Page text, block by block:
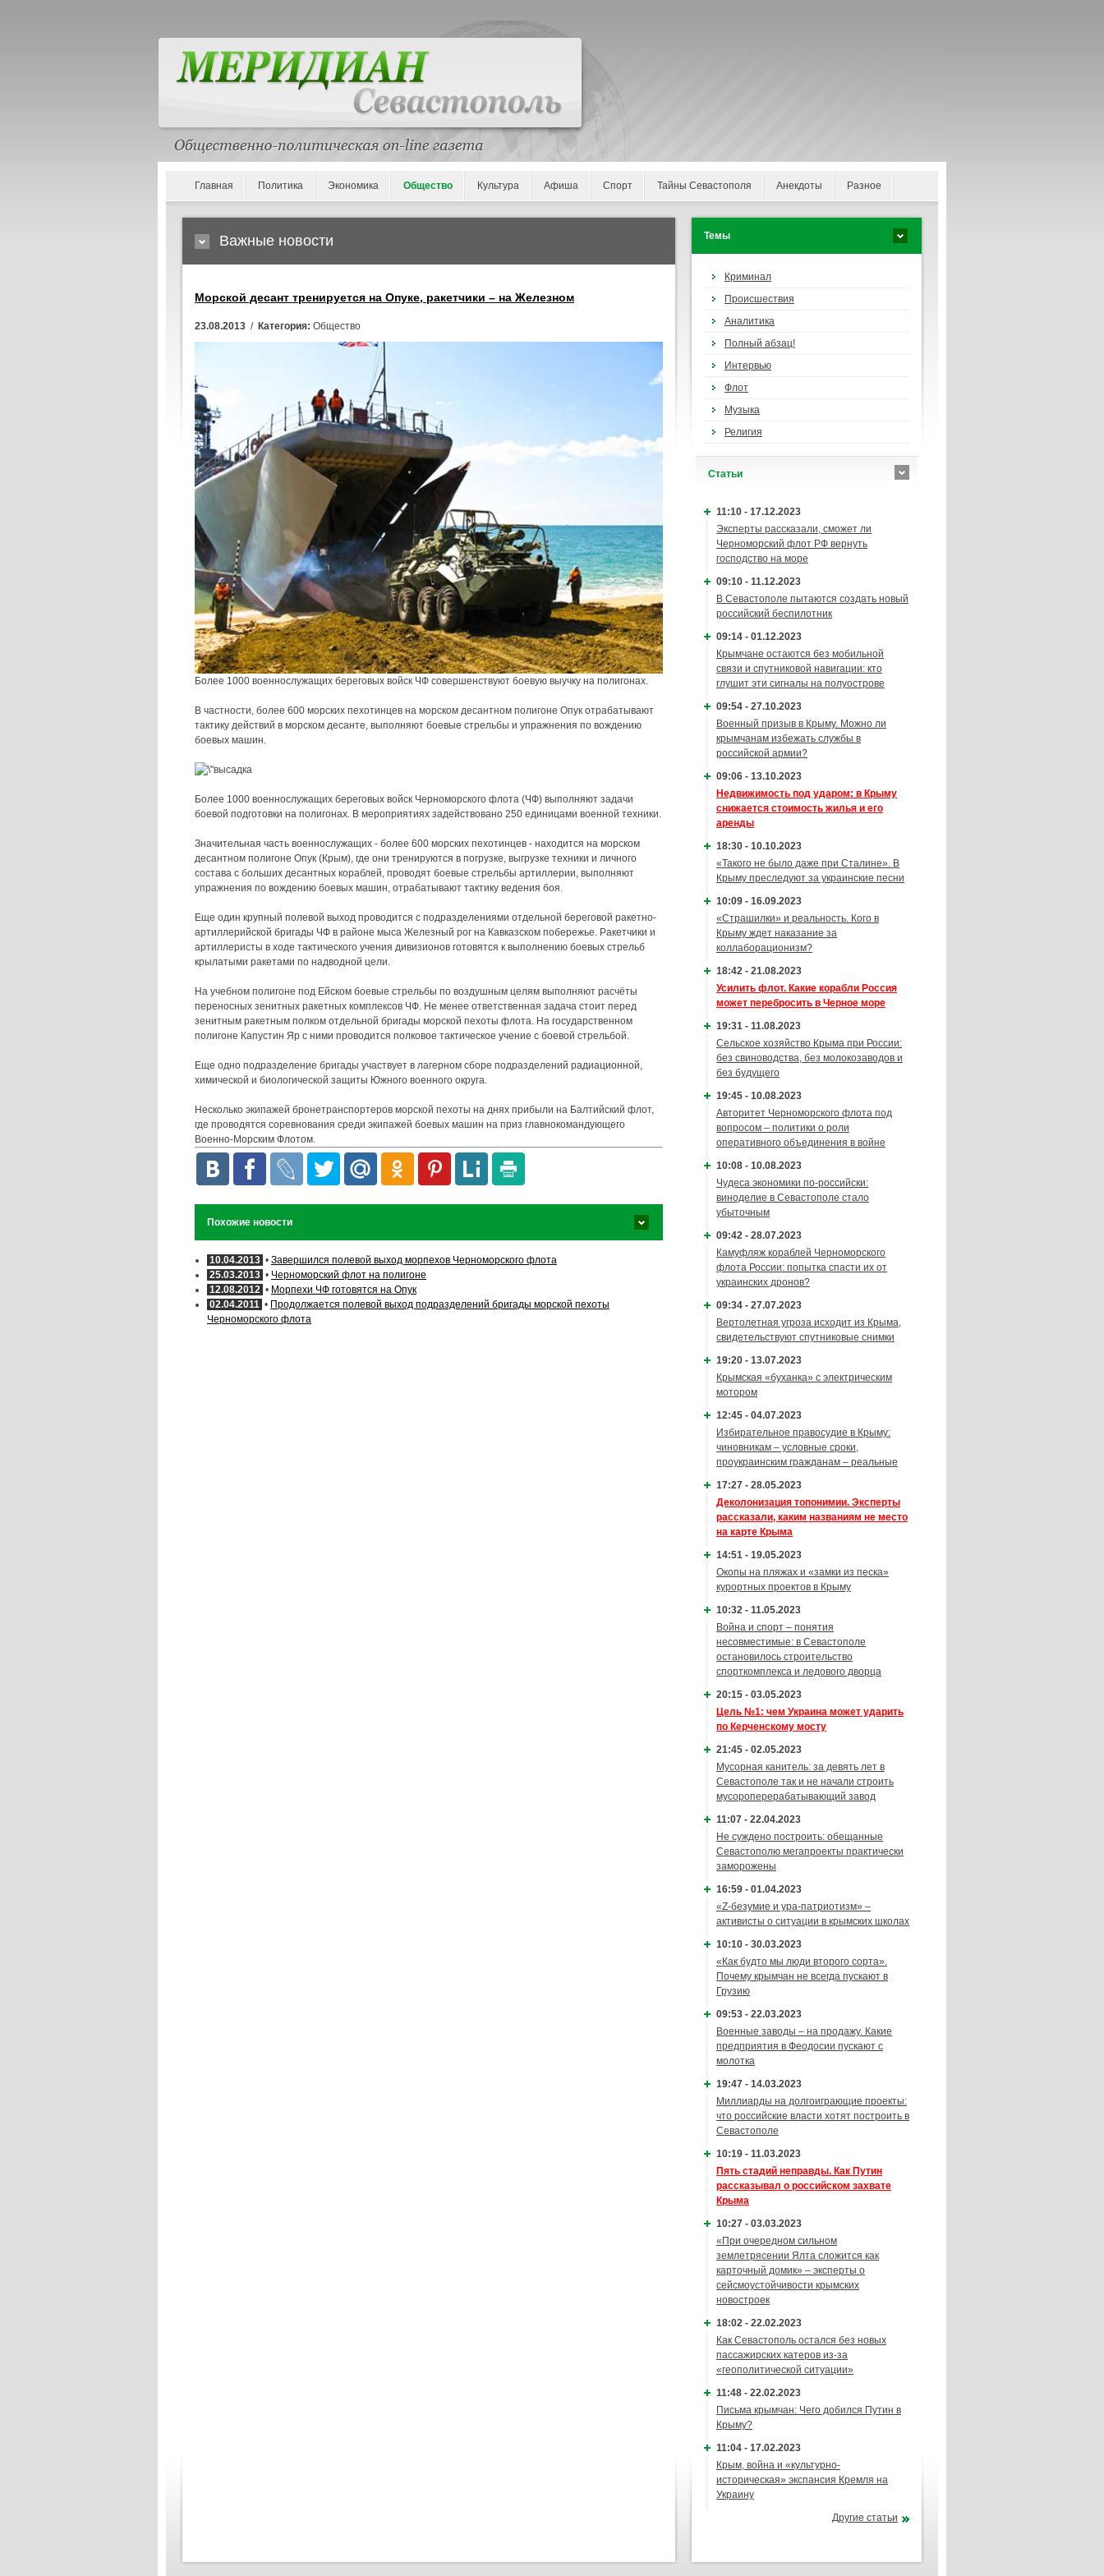
Главная Политика Экономика Общество Культура Афиша Спорт Тайны Севастополя Анекдоты Разное
Важные новости
Морской десант тренируется на Опуке, ракетчики – на Железном
23.08.2013 / Категория: Общество
Более 1000 военнослужащих береговых войск ЧФ совершенствуют боевую выучку на полигонах.
В частности, более 600 морских пехотинцев на морском десантном полигоне Опук отрабатывают
тактику действий в морском десанте, выполняют боевые стрельбы и упражнения по вождению
боевых машин.
Более 1000 военнослужащих береговых войск Черноморского флота (ЧФ) выполняют задачи
боевой подготовки на полигонах. В мероприятиях задействовано 250 единицами военной техники.
Значительная часть военнослужащих - более 600 морских пехотинцев - находится на морском
десантном полигоне Опук (Крым), где они тренируются в погрузке, выгрузке техники и личного
состава с больших десантных кораблей, проводят боевые стрельбы артиллерии, выполняют
упражнения по вождению боевых машин, отрабатывают тактику ведения боя.
Еще один крупный полевой выход проводится с подразделениями отдельной береговой ракетно-
артиллерийской бригады ЧФ в районе мыса Железный рог на Кавказском побережье. Ракетчики и
артиллеристы в ходе тактического учения дивизионов готовятся к выполнению боевых стрельб
крылатыми ракетами по надводной цели.
На учебном полигоне под Ейском боевые стрельбы по воздушным целям выполняют расчёты
переносных зенитных ракетных комплексов ЧФ. Не менее ответственная задача стоит перед
зенитным ракетным полком отдельной бригады морской пехоты флота. На государственном
полигоне Капустин Яр с ними проводится полковое тактическое учение с боевой стрельбой.
Еще одно подразделение бригады участвует в лагерном сборе подразделений радиационной,
химической и биологической защиты Южного военного округа.
Несколько экипажей бронетранспортеров морской пехоты на днях прибыли на Балтийский флот,
где проводятся соревнования среди экипажей боевых машин на приз главнокомандующего
Военно-Морским Флотом.
Похожие новости
10.04.2013 • Завершился полевой выход морпехов Черноморского флота
25.03.2013 • Черноморский флот на полигоне
12.08.2012 • Морпехи ЧФ готовятся на Опук
02.04.2011 • Продолжается полевой выход подразделений бригады морской пехоты
Черноморского флота
Темы
Криминал
Происшествия
Аналитика
Полный абзац!
Интервью
Флот
Музыка
Религия
Cтатьи
11:10 - 17.12.2023
Эксперты рассказали, сможет ли
Черноморский флот РФ вернуть
господство на море
09:10 - 11.12.2023
В Севастополе пытаются создать новый
российский беспилотник
09:14 - 01.12.2023
Крымчане остаются без мобильной
связи и спутниковой навигации: кто
глушит эти сигналы на полуострове
09:54 - 27.10.2023
Военный призыв в Крыму. Можно ли
крымчанам избежать службы в
российской армии?
09:06 - 13.10.2023
Недвижимость под ударом: в Крыму
снижается стоимость жилья и его
аренды
18:30 - 10.10.2023
«Такого не было даже при Сталине». В
Крыму преследуют за украинские песни
10:09 - 16.09.2023
«Страшилки» и реальность. Кого в
Крыму ждет наказание за
коллаборационизм?
18:42 - 21.08.2023
Усилить флот. Какие корабли Россия
может перебросить в Черное море
19:31 - 11.08.2023
Сельское хозяйство Крыма при России:
без свиноводства, без молокозаводов и
без будущего
19:45 - 10.08.2023
Авторитет Черноморского флота под
вопросом – политики о роли
оперативного объединения в войне
10:08 - 10.08.2023
Чудеса экономики по-российски:
виноделие в Севастополе стало
убыточным
09:42 - 28.07.2023
Камуфляж кораблей Черноморского
флота России: попытка спасти их от
украинских дронов?
09:34 - 27.07.2023
Вертолетная угроза исходит из Крыма,
свидетельствуют спутниковые снимки
19:20 - 13.07.2023
Крымская «буханка» с электрическим
мотором
12:45 - 04.07.2023
Избирательное правосудие в Крыму:
чиновникам – условные сроки,
проукраинским гражданам – реальные
17:27 - 28.05.2023
Деколонизация топонимии. Эксперты
рассказали, каким названиям не место
на карте Крыма
14:51 - 19.05.2023
Окопы на пляжах и «замки из песка»
курортных проектов в Крыму
10:32 - 11.05.2023
Война и спорт – понятия
несовместимые: в Севастополе
остановилось строительство
спорткомплекса и ледового дворца
20:15 - 03.05.2023
Цель №1: чем Украина может ударить
по Керченскому мосту
21:45 - 02.05.2023
Мусорная канитель: за девять лет в
Севастополе так и не начали строить
мусороперерабатывающий завод
11:07 - 22.04.2023
Не суждено построить: обещанные
Севастополю мегапроекты практически
заморожены
16:59 - 01.04.2023
«Z-безумие и ура-патриотизм» –
активисты о ситуации в крымских школах
10:10 - 30.03.2023
«Как будто мы люди второго сорта».
Почему крымчан не всегда пускают в
Грузию
09:53 - 22.03.2023
Военные заводы – на продажу. Какие
предприятия в Феодосии пускают с
молотка
19:47 - 14.03.2023
Миллиарды на долгоиграющие проекты:
что российские власти хотят построить в
Севастополе
10:19 - 11.03.2023
Пять стадий неправды. Как Путин
рассказывал о российском захвате
Крыма
10:27 - 03.03.2023
«При очередном сильном
землетрясении Ялта сложится как
карточный домик» – эксперты о
сейсмоустойчивости крымских
новостроек
18:02 - 22.02.2023
Как Севастополь остался без новых
пассажирских катеров из-за
«геополитической ситуации»
11:48 - 22.02.2023
Письма крымчан: Чего добился Путин в
Крыму?
11:04 - 17.02.2023
Крым, война и «культурно-
историческая» экспансия Кремля на
Украину
Другие статьи